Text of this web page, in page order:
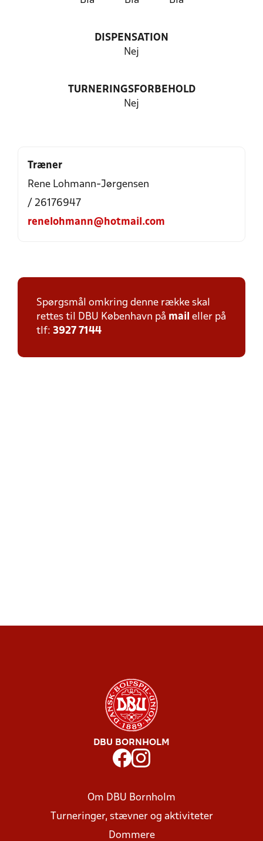
DISPENSATION
Nej
TURNERINGSFORBEHOLD
Nej
Træner
Rene Lohmann-Jørgensen
/ 26176947
renelohmann@hotmail.com
Spørgsmål omkring denne række skal
rettes til DBU København på mail eller på
tlf: 3927 7144
DBU BORNHOLM
Om DBU Bornholm
Turneringer, stævner og aktiviteter
Dommere